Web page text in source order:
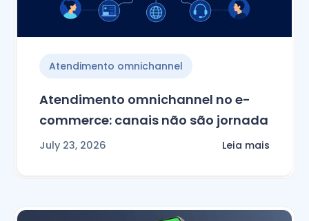
Atendimento omnichannel
Atendimento omnichannel no e-
commerce: canais não são jornada
July 23, 2026 Leia mais